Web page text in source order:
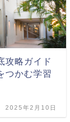
攻略ガイド
つかむ学習
2025年2月10日